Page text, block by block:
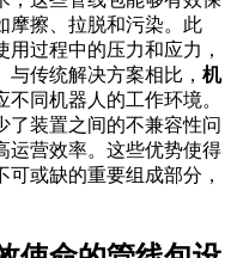
摩擦、拉脱和污染。此
过程中的压力和应力，
传统解决方案相比， 机
同机器人的工作环境。
了装置之间的不兼容性问
运营效率。这些优势使得
或缺的重要组成部分，